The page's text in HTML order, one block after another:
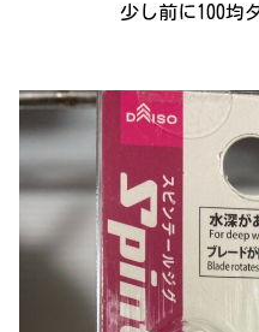
少し前に100均